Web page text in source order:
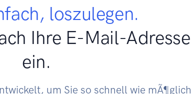
loszulegen.
Ihre E-Mail-Adresse
ein.
um Sie so schnell wie mÃ¶glich